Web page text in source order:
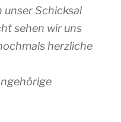
unser Schicksal
sehen wir uns
herzliche